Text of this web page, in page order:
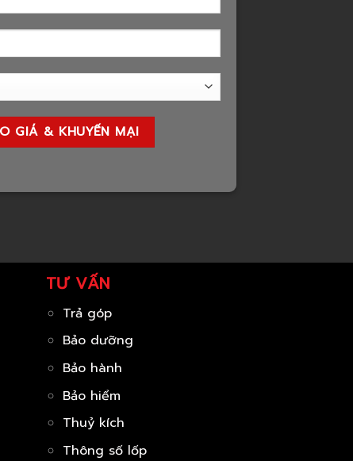
TƯ VẤN
Trả góp
Bảo dưỡng
Bảo hành
Bảo hiểm
Thuỷ kích
Thông số lốp